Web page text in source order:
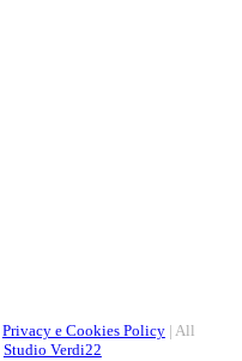
Privacy e Cookies Policy| All
Studio Verdi22